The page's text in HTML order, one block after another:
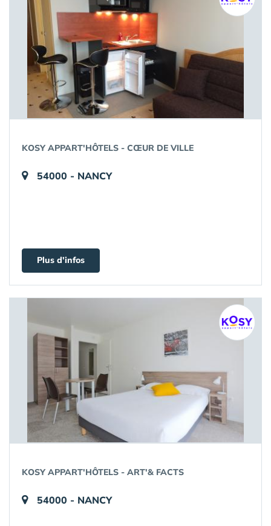
KOSY APPART'HÔTELS - CŒUR DE VILLE
54000 - NANCY
Plus d'infos
KOSY APPART'HÔTELS - ART'& FACTS
54000 - NANCY